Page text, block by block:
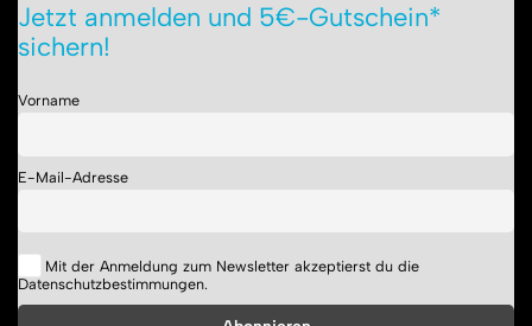
Jetzt anmelden und 5€-Gutschein*
sichern!
Vorname
E-Mail-Adresse
Mit der Anmeldung zum Newsletter akzeptierst du die
Datenschutzbestimmungen.